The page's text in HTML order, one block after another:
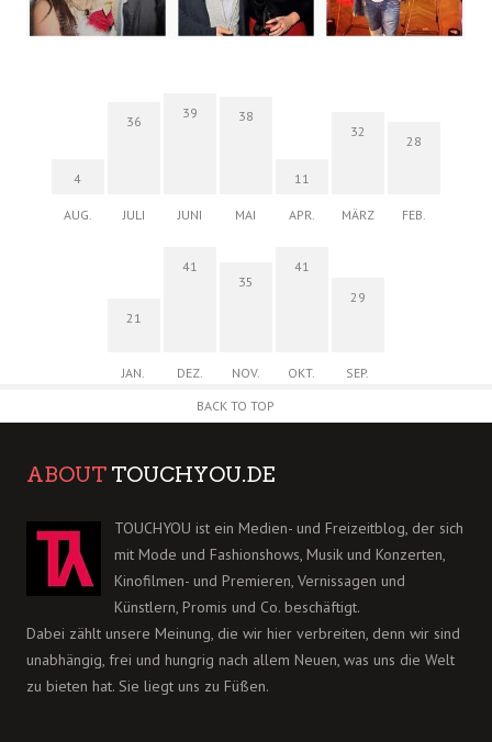
4
AUG.
36
JULI
39
JUNI
38
MAI
11
APR.
32
MÄRZ
28
FEB.
21
JAN.
41
DEZ.
35
NOV.
41
OKT.
29
SEP.
BACK TO TOP
ABOUT TOUCHYOU.DE
TOUCHYOU ist ein Medien- und Freizeitblog, der sich
mit Mode und Fashionshows, Musik und Konzerten,
Kinofilmen- und Premieren, Vernissagen und
Künstlern, Promis und Co. beschäftigt.
Dabei zählt unsere Meinung, die wir hier verbreiten, denn wir sind
unabhängig, frei und hungrig nach allem Neuen, was uns die Welt
zu bieten hat. Sie liegt uns zu Füßen.